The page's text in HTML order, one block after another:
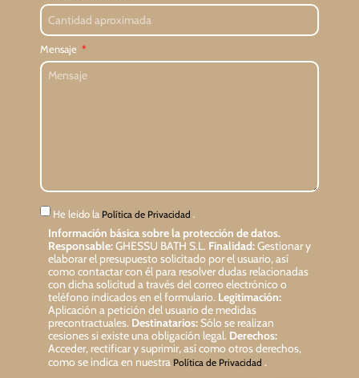
Mensaje
He leido la Política de Privacidad .
Información básica sobre la protección de datos.
Responsable:GHESSU BATH S.L. Finalidad:Gestionar y
elaborar el presupuesto solicitado por el usuario, así
como contactar con él para resolver dudas relacionadas
con dicha solicitud a través del correo electrónico o
teléfono indicados en el formulario. Legitimación:
Aplicación a petición del usuario de medidas
precontractuales. Destinatarios:Sólo se realizan
cesiones si existe una obligación legal. Derechos:
Acceder, rectificar y suprimir, así como otros derechos,
como se indica en nuestra Política de Privacidad .